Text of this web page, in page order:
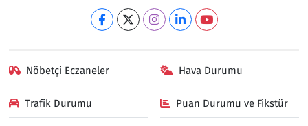
Nöbetçi Eczaneler Hava Durumu
Trafik Durumu Puan Durumu ve Fikstür